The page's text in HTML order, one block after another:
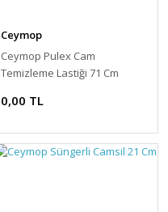
Ceymop
Ceymop Pulex Cam
Temizleme Lastiği 71 Cm
0,00 TL